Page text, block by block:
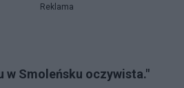
Reklama
Smoleńsku oczywista."